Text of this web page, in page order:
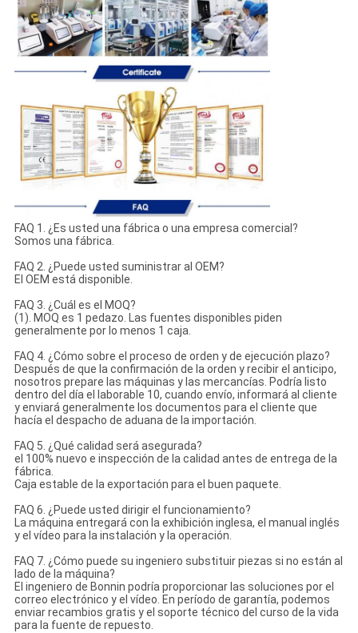
FAQ 1. ¿Es usted una fábrica o una empresa comercial?
Somos una fábrica.
FAQ 2. ¿Puede usted suministrar al OEM?
El OEM está disponible.
FAQ 3. ¿Cuál es el MOQ?
(1). MOQ es 1 pedazo. Las fuentes disponibles piden
generalmente por lo menos 1 caja.
FAQ 4. ¿Cómo sobre el proceso de orden y de ejecución plazo?
Después de que la confirmación de la orden y recibir el anticipo,
nosotros prepare las máquinas y las mercancías. Podría listo
dentro del día el laborable 10, cuando envío, informará al cliente
y enviará generalmente los documentos para el cliente que
hacía el despacho de aduana de la importación.
FAQ 5. ¿Qué calidad será asegurada?
el 100% nuevo e inspección de la calidad antes de entrega de la
fábrica.
Caja estable de la exportación para el buen paquete.
FAQ 6. ¿Puede usted dirigir el funcionamiento?
La máquina entregará con la exhibición inglesa, el manual inglés
y el vídeo para la instalación y la operación.
FAQ 7. ¿Cómo puede su ingeniero substituir piezas si no están al
lado de la máquina?
El ingeniero de Bonnin podría proporcionar las soluciones por el
correo electrónico y el vídeo. En período de garantía, podemos
enviar recambios gratis y el soporte técnico del curso de la vida
para la fuente de repuesto.